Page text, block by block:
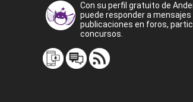
Con su perfil gratuito de
puede responder a
publicaciones en foros,
concursos.